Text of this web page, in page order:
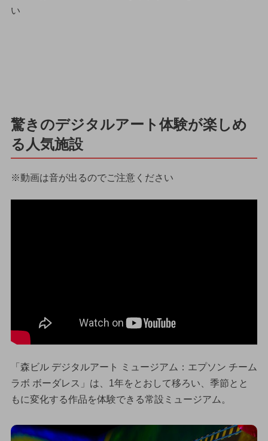
い
驚きのデジタルアート体験が楽しめ
る人気施設
※動画は音が出るのでご注意ください
「森ビル デジタルアート ミュージアム：エプソン チーム
ラボ ボーダレス」は、1年をとおして移ろい、季節とと
もに変化する作品を体験できる常設ミュージアム。